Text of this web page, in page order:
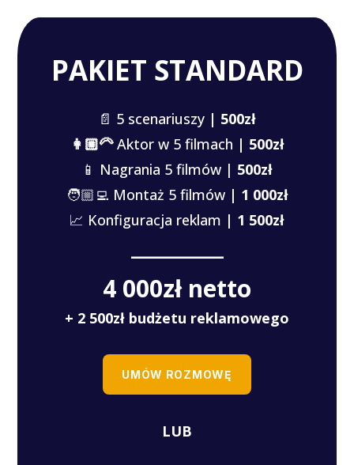
PAKIET STANDARD
📄 5 scenariuszy | 500zł
👩🏼‍🦳Aktor w 5 filmach | 500zł
📱 Nagrania 5 filmów | 500zł
🧑🏼‍💻 Montaż 5 filmów | 1 000zł
📈 Konfiguracja reklam | 1 500zł
4 000zł netto
+ 2 500zł budżetu reklamowego
UMÓW ROZMOWĘ
LUB